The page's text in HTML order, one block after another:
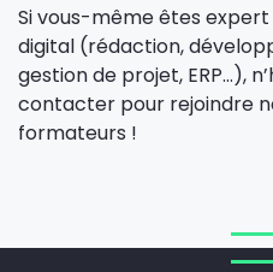
Si vous-même êtes
digital (rédaction,
gestion de projet, ERP…),
contacter pour rejoindre
formateurs !